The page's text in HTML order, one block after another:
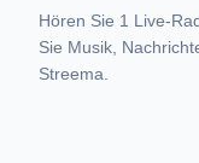
Hören Sie 1 Live-
Sie Musik,
Streema.